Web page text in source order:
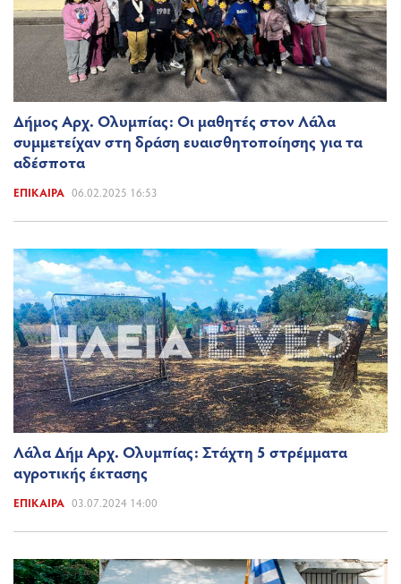
Δήμος Αρχ. Ολυμπίας: Οι μαθητές στον Λάλα
συμμετείχαν στη δράση ευαισθητοποίησης για τα
αδέσποτα
ΕΠΊΚΑΙΡΑ 06.02.2025 16:53
Λάλα Δήμ Αρχ. Ολυμπίας: Στάχτη 5 στρέμματα
αγροτικής έκτασης
ΕΠΊΚΑΙΡΑ 03.07.2024 14:00